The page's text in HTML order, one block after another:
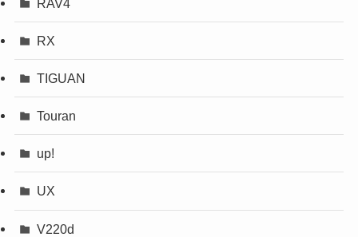
RX
TIGUAN
Touran
up!
UX
V220d